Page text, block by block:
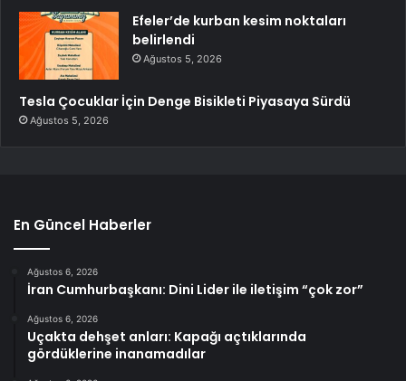
Efeler’de kurban kesim noktaları
belirlendi
Ağustos 5, 2026
Tesla Çocuklar İçin Denge Bisikleti Piyasaya Sürdü
Ağustos 5, 2026
En Güncel Haberler
Ağustos 6, 2026
İran Cumhurbaşkanı: Dini Lider ile iletişim “çok zor”
Ağustos 6, 2026
Uçakta dehşet anları: Kapağı açtıklarında
gördüklerine inanamadılar